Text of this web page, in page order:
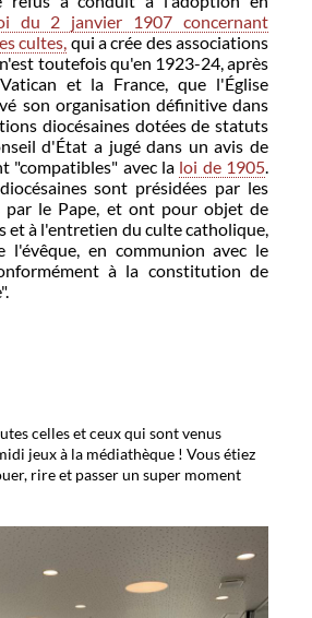
du 2 janvier 1907 concernant
cultes, qui a crée des associations
toutefois qu'en 1923-24, après
et la France, que l'Église
son organisation définitive dans
diocésaines dotées de statuts
d'État a jugé dans un avis de
"compatibles" avec la loi de 1905.
sont présidées par les
par le Pape, et ont pour objet de
et à l'entretien du culte catholique,
l'évêque, en communion avec le
à la constitution de
celles et ceux qui sont venus
jeux à la médiathèque ! Vous étiez
rire et passer un super moment